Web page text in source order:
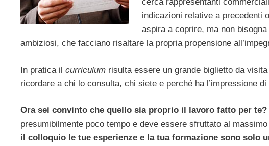
indicazioni relative a precedenti
aspira a coprire, ma non
ambiziosi, che facciano risaltare la propria propensione
In pratica il curriculum risulta essere un grande biglietto da
ricordare a chi lo consulta, chi siete e perché ha l’impressione
Ora sei convinto che quello sia proprio il lavoro fatto per te?
presumibilmente poco tempo e deve essere sfruttato al
il colloquio le tue esperienze e la tua formazione sono solo